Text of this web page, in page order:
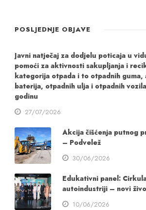
POSLJEDNJE OBJAVE
Javni natječaj za dodjelu poticaja u
pomoći za aktivnosti sakupljanja i
kategorija otpada i to otpadnih guma,
baterija, otpadnih ulja i otpadnih
godinu
27/07/2026
Akcija čišćenja putnog
– Podvelež
30/06/2026
Edukativni panel:
autoindustriji – novi
10/06/2026